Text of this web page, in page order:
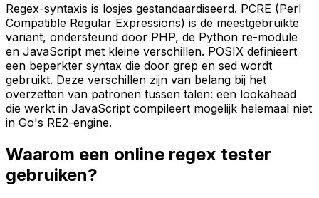
Regex-syntaxis is losjes gestandaardiseerd. PCRE (Perl
Compatible Regular Expressions) is de meestgebruikte
variant, ondersteund door PHP, de Python re-module
en JavaScript met kleine verschillen. POSIX definieert
een beperkter syntax die door grep en sed wordt
gebruikt. Deze verschillen zijn van belang bij het
overzetten van patronen tussen talen: een lookahead
die werkt in JavaScript compileert mogelijk helemaal niet
in Go's RE2-engine.
Waarom een online regex tester
gebruiken?